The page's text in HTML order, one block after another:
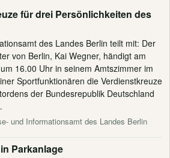
für drei Persönlichkeiten des
des Landes Berlin teilt mit: Der
von Berlin, Kai Wegner, händigt am
16.00 Uhr in seinem Amtszimmer im
Sportfunktionären die Verdienstkreuze
der Bundesrepublik Deutschland
und Informationsamt des Landes Berlin
Parkanlage